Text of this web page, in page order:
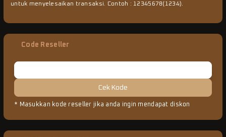
untuk menyelesaikan transaksi. Contoh : 12345678(1234).
Code Reseller
Cek Kode
* Masukkan kode reseller jika anda ingin mendapat diskon